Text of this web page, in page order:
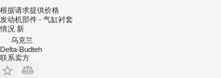
根据请求提供价格
发动机部件 - 气缸衬套
情况 新
乌克兰
Delta-Budteh
联系卖方